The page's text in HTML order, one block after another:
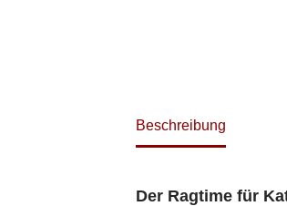
Beschreibung
Der Ragtime für